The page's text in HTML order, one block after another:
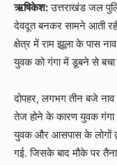
ऋषिकेश:उत्तराखंड जल
देवदूत बनकर सामने आती
क्षेत्र में राम झूला के पास
युवक को गंगा में डूबने से बचा
दोपहर, लगभग तीन बजे नाव
तेज होने के कारण युवक
युवक और आसपास के लोगों
गई. जिसके बाद मौके पर